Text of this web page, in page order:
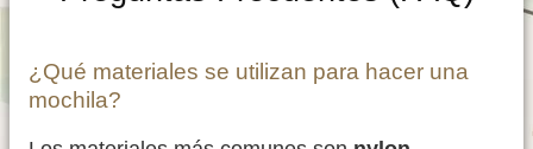
¿Qué materiales se utilizan para hacer una
mochila?